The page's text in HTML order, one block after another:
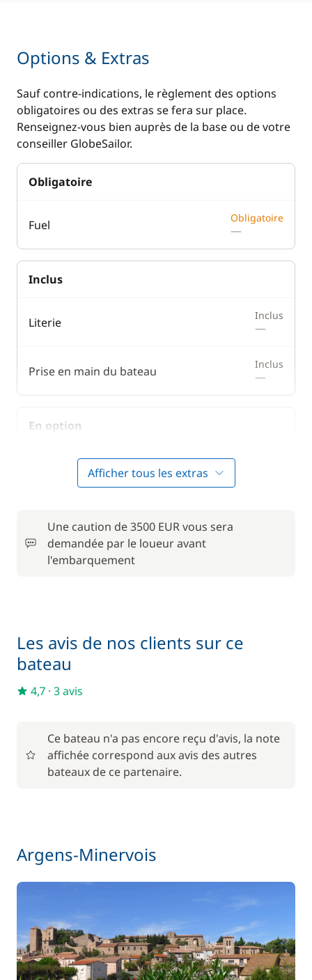
Options & Extras
Sauf contre-indications, le règlement des options
obligatoires ou des extras se fera sur place.
Renseignez-vous bien auprès de la base ou de votre
conseiller GlobeSailor.
Obligatoire
Fuel Obligatoire
—
Inclus
Literie Inclus
—
Prise en main du bateau Inclus
—
En option
Animaux de compagnie
Forfait Nettoyage Retour
Matelas de pont
Pack Confort
Parking Voitures 6,00 €
/ nuit
Wifi
Afficher tous les extras
Une caution de 3500 EUR vous sera
demandée par le loueur avant
l'embarquement
Les avis de nos clients sur ce
bateau
4,7 · 3 avis
Ce bateau n'a pas encore reçu d'avis, la note
affichée correspond aux avis des autres
bateaux de ce partenaire.
Argens-Minervois